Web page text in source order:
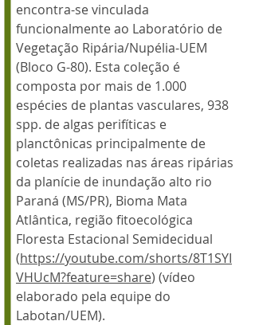
encontra-se vinculada
funcionalmente ao Laboratório de
Vegetação Ripária/Nupélia-UEM
(Bloco G-80). Esta coleção é
composta por mais de 1.000
espécies de plantas vasculares, 938
spp. de algas perifíticas e
planctônicas principalmente de
coletas realizadas nas áreas ripárias
da planície de inundação alto rio
Paraná (MS/PR), Bioma Mata
Atlântica, região fitoecológica
Floresta Estacional Semidecidual
(https://youtube.com/shorts/8T1SYI
VHUcM?feature=share) (vídeo
elaborado pela equipe do
Labotan/UEM).